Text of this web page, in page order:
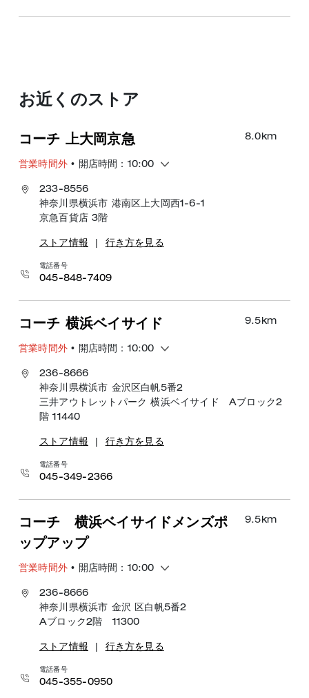
お近くのストア
8.0km
コーチ 上大岡京急
営業時間外 • 開店時間：10:00
233-8556
神奈川県横浜市 港南区上大岡西1-6-1
京急百貨店 3階
ストア情報 行き方を見る
電話番号
045-848-7409
9.5km
コーチ 横浜ベイサイド
営業時間外 • 開店時間：10:00
236-8666
神奈川県横浜市 金沢区白帆5番2
三井アウトレットパーク 横浜ベイサイド Aブロック2
階 11440
ストア情報 行き方を見る
電話番号
045-349-2366
9.5km
コーチ 横浜ベイサイドメンズポ
ップアップ
営業時間外 • 開店時間：10:00
236-8666
神奈川県横浜市 金沢 区白帆5番2
Aブロック2階 11300
ストア情報 行き方を見る
電話番号
045-355-0950